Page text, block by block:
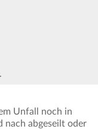
Unfall noch in
nach abgeseilt oder